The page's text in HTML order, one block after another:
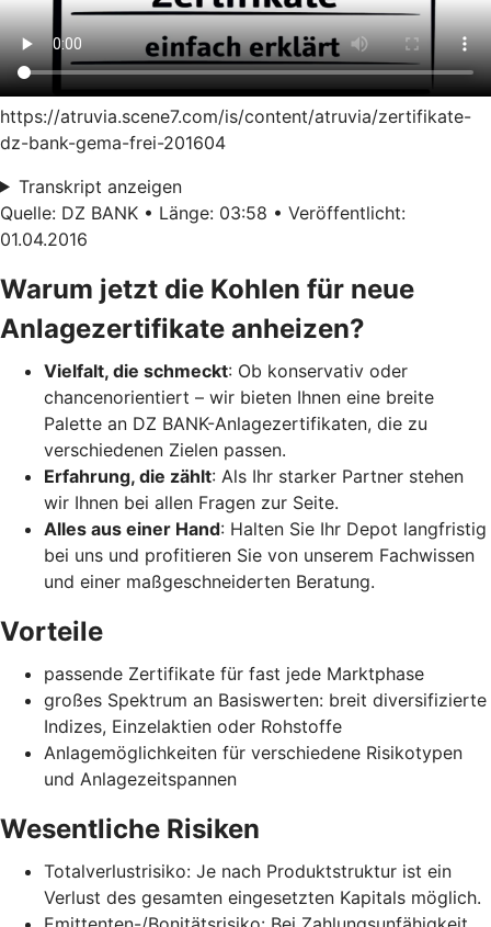
https://atruvia.scene7.com/is/content/atruvia/zertifikate-
dz-bank-gema-frei-201604
Transkript anzeigen
Quelle: DZ BANK • Länge: 03:58 • Veröffentlicht:
01.04.2016
Warum jetzt die Kohlen für neue
Anlagezertifikate anheizen?
Vielfalt, die schmeckt: Ob konservativ oder
chancenorientiert – wir bieten Ihnen eine breite
Palette an DZ BANK-Anlagezertifikaten, die zu
verschiedenen Zielen passen.
Erfahrung, die zählt: Als Ihr starker Partner stehen
wir Ihnen bei allen Fragen zur Seite.
Alles aus einer Hand: Halten Sie Ihr Depot langfristig
bei uns und profitieren Sie von unserem Fachwissen
und einer maßgeschneiderten Beratung.
Vorteile
passende Zertifikate für fast jede Marktphase
großes Spektrum an Basiswerten: breit diversifizierte
Indizes, Einzelaktien oder Rohstoffe
Anlagemöglichkeiten für verschiedene Risikotypen
und Anlagezeitspannen
Wesentliche Risiken
Totalverlustrisiko: Je nach Produktstruktur ist ein
Verlust des gesamten eingesetzten Kapitals möglich.